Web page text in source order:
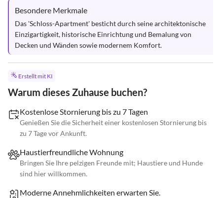
Besondere Merkmale
Das 'Schloss-Apartment' besticht durch seine architektonische
Einzigartigkeit, historische Einrichtung und Bemalung von
Decken und Wänden sowie modernem Komfort.
Erstellt mit KI
Warum dieses Zuhause buchen?
Kostenlose Stornierung bis zu 7 Tagen
Genießen Sie die Sicherheit einer kostenlosen Stornierung bis
zu 7 Tage vor Ankunft.
Haustierfreundliche Wohnung
Bringen Sie Ihre pelzigen Freunde mit; Haustiere und Hunde
sind hier willkommen.
Moderne Annehmlichkeiten erwarten Sie.